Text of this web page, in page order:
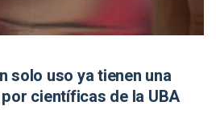
solo uso ya tienen una
científicas de la UBA